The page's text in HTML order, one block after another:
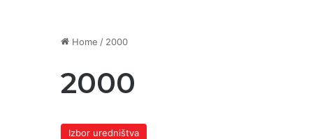
Home / 2000
2000
Izbor uredništva